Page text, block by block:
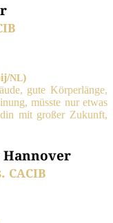
NL)
gute Kör­per­län­ge,
müss­te nur etwas
mit gro­ßer Zukunft,
Hannover
CACIB